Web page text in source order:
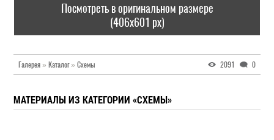
Посмотреть в оригинальном размере
(406x601 px)
Галерея » Каталог» Схемы 2091 0
МАТЕРИАЛЫ ИЗ КАТЕГОРИИ «СХЕМЫ»